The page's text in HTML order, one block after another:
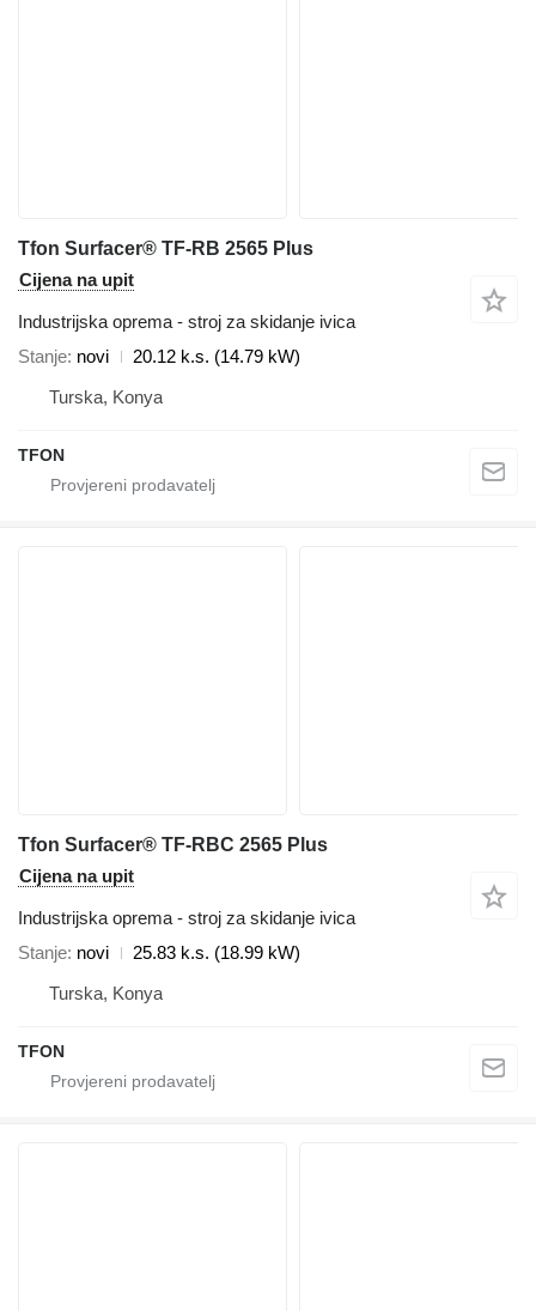
Tfon Surfacer® TF-RB 2565 Plus
Cijena na upit
Industrijska oprema - stroj za skidanje ivica
Stanje novi
20.12 k.s. (14.79 kW)
Turska, Konya
TFON
Tfon Surfacer® TF-RBC 2565 Plus
Cijena na upit
Industrijska oprema - stroj za skidanje ivica
Stanje novi
25.83 k.s. (18.99 kW)
Turska, Konya
TFON